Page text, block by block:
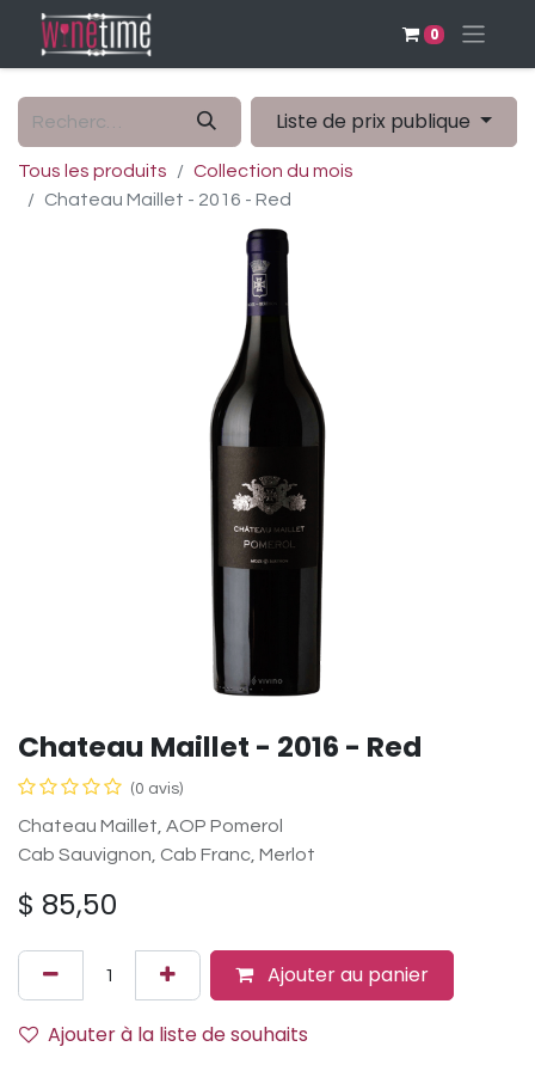
0
Liste de prix publique
Tous les produits
Collection du mois
Chateau Maillet - 2016 - Red
Chateau Maillet - 2016 - Red
(0 avis)
Chateau Maillet, AOP Pomerol
Cab Sauvignon, Cab Franc, Merlot
$ 85,50
Ajouter au panier
Ajouter à la liste de souhaits